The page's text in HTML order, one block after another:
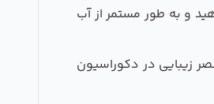
و به طور مستمر از آب
زیبایی در دکوراسیون